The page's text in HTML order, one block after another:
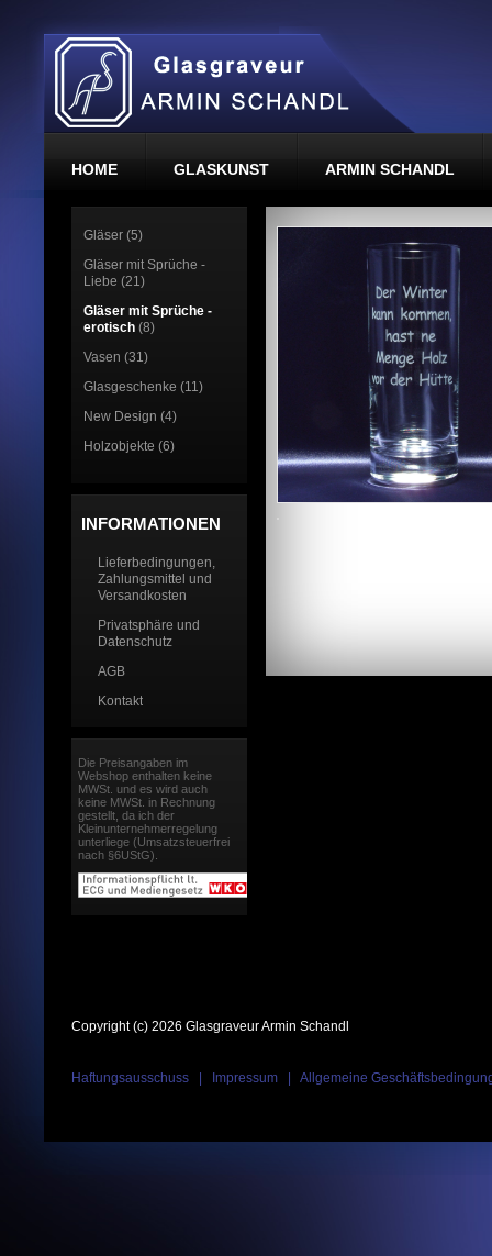
HOME GLASKUNST ARMIN SCHANDL
Gläser (5)
Gläser mit Sprüche -
Liebe (21)
Gläser mit Sprüche -
erotisch (8)
Vasen (31)
Glasgeschenke (11)
New Design (4)
Holzobjekte (6)
INFORMATIONEN
Lieferbedingungen,
Zahlungsmittel und
Versandkosten
Privatsphäre und
Datenschutz
AGB
Kontakt
Die Preisangaben im
Webshop enthalten keine
MWSt. und es wird auch
keine MWSt. in Rechnung
gestellt, da ich der
Kleinunternehmerregelung
unterliege (Umsatzsteuerfrei
nach §6UStG).
Copyright (c) 2026 Glasgraveur Armin Schandl
Haftungsausschuss Impressum Allgemeine